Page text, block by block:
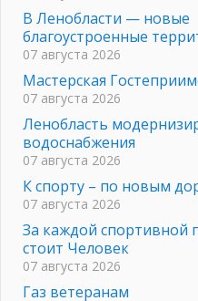
В Ленобласти — новые
благоустроенные
07 августа 2026
Мастерская
07 августа 2026
Ленобласть
водоснабжения
07 августа 2026
К спорту – по новым
07 августа 2026
За каждой спортивной
стоит Человек
07 августа 2026
Газ ветеранам